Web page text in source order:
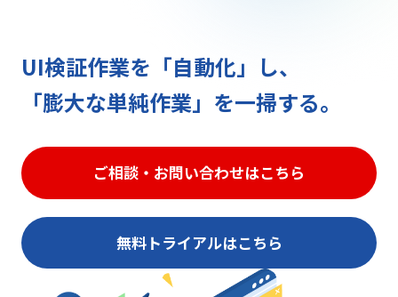
UI検証作業を「自動化」し、
「膨大な単純作業」を一掃する。
ご相談・お問い合わせはこちら
無料トライアルはこちら